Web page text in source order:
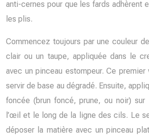
anti-cernes pour que les fards adhèrent
les plis.
Commencez toujours par une couleur
clair ou un taupe, appliquée dans le
avec un pinceau estompeur. Ce
servir de base au dégradé. Ensuite,
foncée (brun foncé, prune, ou noir)
l’œil et le long de la ligne des cils. Le
déposer la matière avec un pinceau